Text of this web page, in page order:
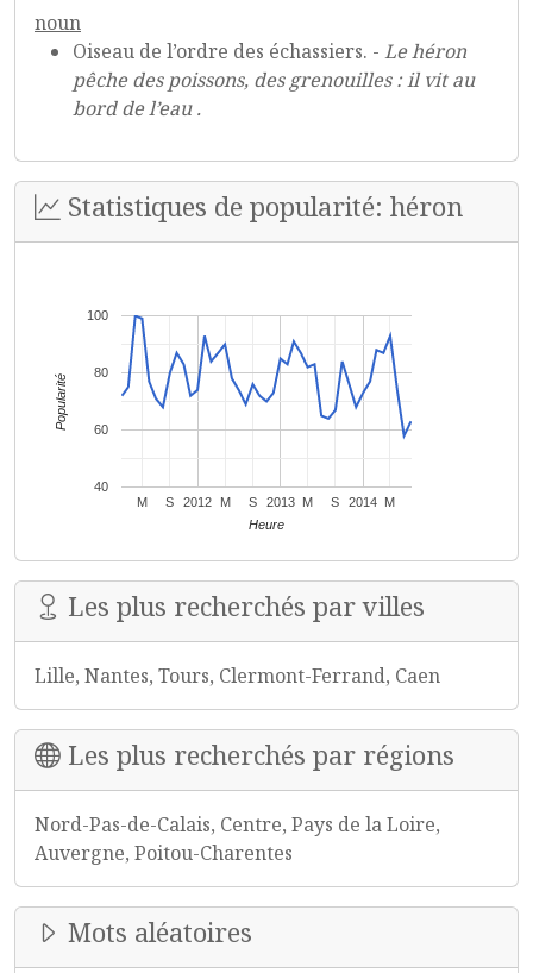
noun
Oiseau de l’ordre des échassiers. - Le héron
pêche des poissons, des grenouilles : il vit au
bord de l’eau .
Statistiques de popularité: héron
2012 2013 2014
M S M S M S M
40
60
80
100
Heure
Popularité
Les plus recherchés par villes
Lille, Nantes, Tours, Clermont-Ferrand, Caen
Les plus recherchés par régions
Nord-Pas-de-Calais, Centre, Pays de la Loire,
Auvergne, Poitou-Charentes
Mots aléatoires